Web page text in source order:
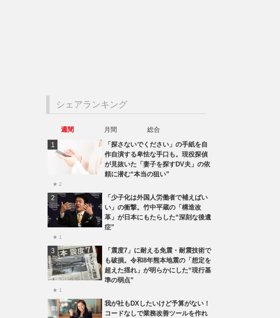
シェアランキング
週間 月間
総合
「探さないでください」の手紙を自
作自演する卑怯な手口も。現役探偵
が見抜いた「妻子を探すDV夫」の依
頼に潜む“本当の狙い”
★ 2
「少子化は外国人労働者で補えばい
い」の衝撃。竹中平蔵の「構造改
革」が日本にもたらした“深刻な後遺
症”
★ 1
「震度7」に耐える免震・耐震技術で
も破損。令和8年熊本地震の「想定を
超えた揺れ」が明らかにした“現行基
準の弱点”
★ 1
我が社もDXしたいけど予算がない！
コードなしで業務改善ツールを作れ